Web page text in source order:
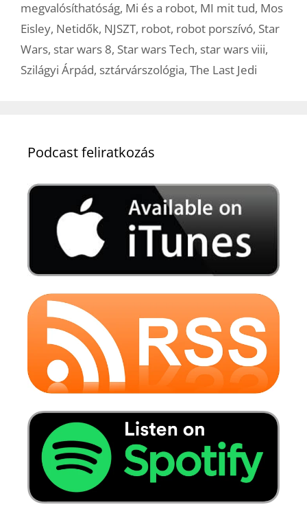
megvalósíthatóság, Mi és a robot, MI mit tud, Mos
Eisley, Netidők, NJSZT, robot, robot porszívó, Star
Wars, star wars 8, Star wars Tech, star wars viii,
Szilágyi Árpád, sztárvárszológia, The Last Jedi
Podcast feliratkozás